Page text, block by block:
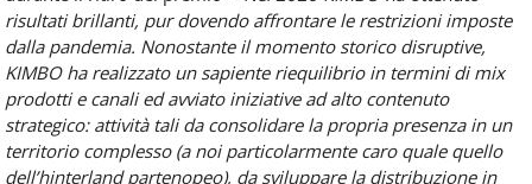
risultati brillanti, pur dovendo affrontare le restrizioni imposte
dalla pandemia. Nonostante il momento storico disruptive,
KIMBO ha realizzato un sapiente riequilibrio in termini di mix
prodotti e canali ed avviato iniziative ad alto contenuto
strategico: attività tali da consolidare la propria presenza in un
territorio complesso (a noi particolarmente caro quale quello
dell’hinterland partenopeo), da sviluppare la distribuzione in